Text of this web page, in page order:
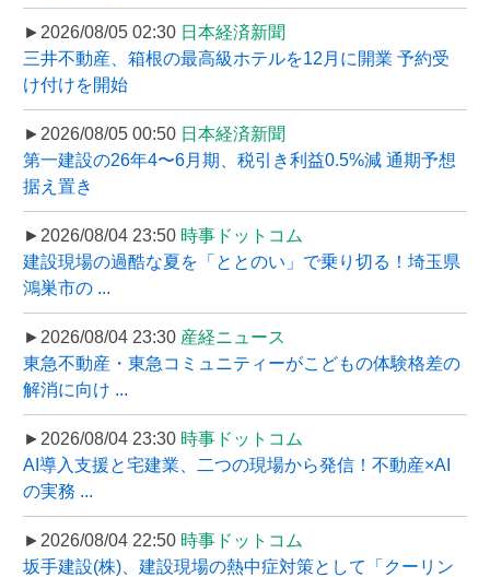
►2026/08/05 02:30 日本経済新聞
三井不動産、箱根の最高級ホテルを12月に開業 予約受
け付けを開始
►2026/08/05 00:50 日本経済新聞
第一建設の26年4〜6月期、税引き利益0.5%減 通期予想
据え置き
►2026/08/04 23:50 時事ドットコム
建設現場の過酷な夏を「ととのい」で乗り切る！埼玉県
鴻巣市の ...
►2026/08/04 23:30 産経ニュース
東急不動産・東急コミュニティーがこどもの体験格差の
解消に向け ...
►2026/08/04 23:30 時事ドットコム
AI導入支援と宅建業、二つの現場から発信！不動産×AI
の実務 ...
►2026/08/04 22:50 時事ドットコム
坂手建設(株)、建設現場の熱中症対策として「クーリン